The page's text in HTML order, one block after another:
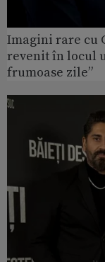
Imagini rare cu
revenit în locul
frumoase zile”